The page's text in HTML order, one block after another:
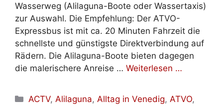
Wasserweg (Alilaguna-Boote oder Wassertaxis)
zur Auswahl. Die Empfehlung: Der ATVO-
Expressbus ist mit ca. 20 Minuten Fahrzeit die
schnellste und günstigste Direktverbindung auf
Rädern. Die Alilaguna-Boote bieten dagegen
die malerischere Anreise … Weiterlesen …
Kategorien
ACTV, Alilaguna, Alltag in Venedig, ATVO,